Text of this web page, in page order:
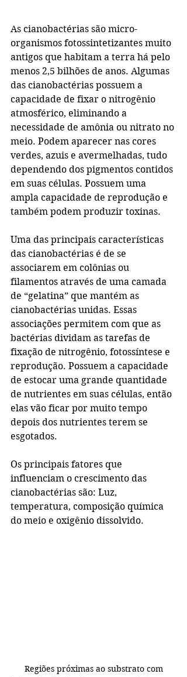
As cianobactérias são micro-
organismos fotossintetizantes muito
antigos que habitam a terra há pelo
menos 2,5 bilhões de anos. Algumas
das cianobactérias possuem a
capacidade de fixar o nitrogênio
atmosférico, eliminando a
necessidade de amônia ou nitrato no
meio. Podem aparecer nas cores
verdes, azuis e avermelhadas, tudo
dependendo dos pigmentos contidos
em suas células. Possuem uma
ampla capacidade de reprodução e
também podem produzir toxinas.
Uma das principais características
das cianobactérias é de se
associarem em colônias ou
filamentos através de uma camada
de “gelatina” que mantém as
cianobactérias unidas. Essas
associações permitem com que as
bactérias dividam as tarefas de
fixação de nitrogênio, fotossíntese e
reprodução. Possuem a capacidade
de estocar uma grande quantidade
de nutrientes em suas células, então
elas vão ficar por muito tempo
depois dos nutrientes terem se
esgotados.
Os principais fatores que
influenciam o crescimento das
cianobactérias são: Luz,
temperatura, composição química
do meio e oxigênio dissolvido.